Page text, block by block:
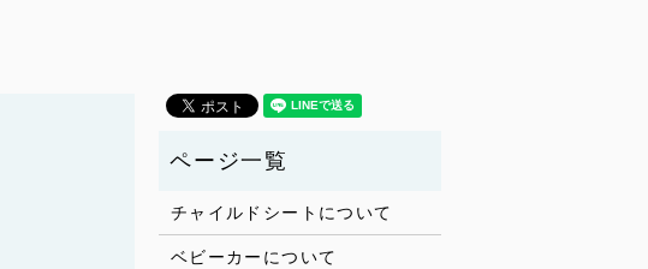
チャイルドシートについて
ベビーカーについて